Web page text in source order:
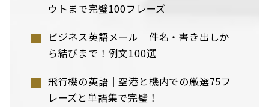
ウトまで完璧100フレーズ
ビジネス英語メール｜件名・書き出しか
ら結びまで！例文100選
飛行機の英語｜空港と機内での厳選75フ
レーズと単語集で完璧！